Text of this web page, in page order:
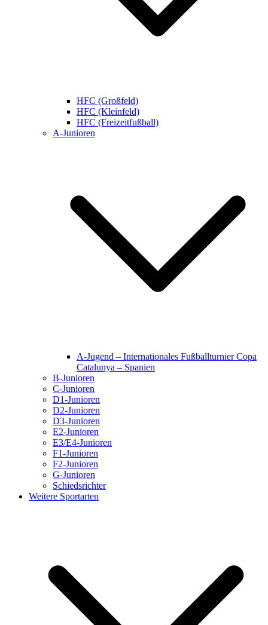
HFC (Großfeld)
HFC (Kleinfeld)
HFC (Freizeitfußball)
A-Junioren
A-Jugend – Internationales Fußballturnier Copa
Catalunya – Spanien
B-Junioren
C-Junioren
D1-Junioren
D2-Junioren
D3-Junioren
E2-Junioren
E3/E4-Junioren
F1-Junioren
F2-Junioren
G-Junioren
Schiedsrichter
Weitere Sportarten